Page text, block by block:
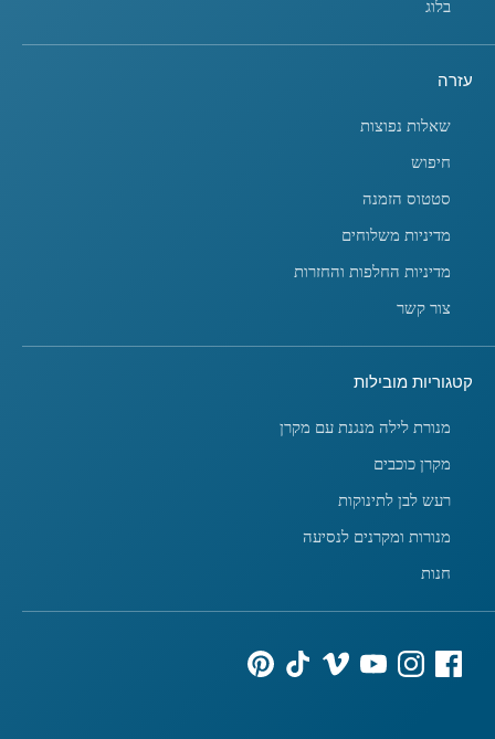
בלוג
עזרה
שאלות נפוצות
חיפוש
סטטוס הזמנה
מדיניות משלוחים
מדיניות החלפות והחזרות
צור קשר
קטגוריות מובילות
מנורת לילה מנגנת עם מקרן
מקרן כוכבים
רעש לבן לתינוקות
מנורות ומקרנים לנסיעה
חנות